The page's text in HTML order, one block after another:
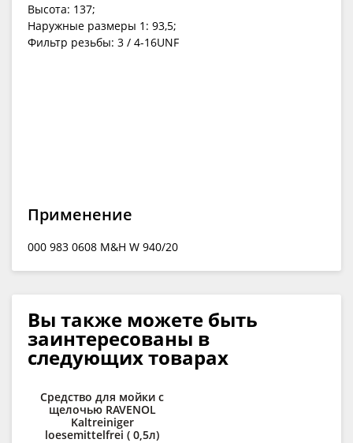
Высота: 137;
Наружные размеры 1: 93,5;
Фильтр резьбы: 3 / 4-16UNF
Применение
000 983 0608 M&H W 940/20
Вы также можете быть
заинтересованы в
следующих товарах
Средство для мойки с
щелочью RAVENOL
Kaltreiniger
loesemittelfrei ( 0,5л)